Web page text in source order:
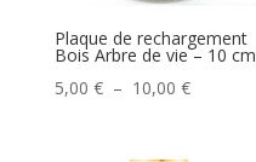
Plaque de rechargement
Bois Arbre de vie – 10 cm
5,00 € – 10,00 €Plage